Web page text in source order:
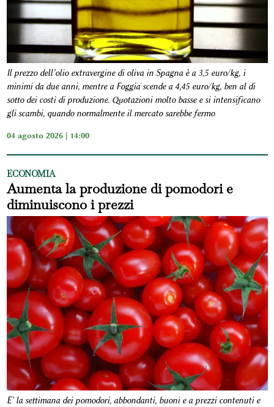
Il prezzo dell’olio extravergine di oliva in Spagna è a 3,5 euro/kg, i
minimi da due anni, mentre a Foggia scende a 4,45 euro/kg, ben al di
sotto dei costi di produzione. Quotazioni molto basse e si intensificano
gli scambi, quando normalmente il mercato sarebbe fermo
04 agosto 2026 | 14:00
ECONOMIA
Aumenta la produzione di pomodori e
diminuiscono i prezzi
E' la settimana dei pomodori, abbondanti, buoni e a prezzi contenuti e